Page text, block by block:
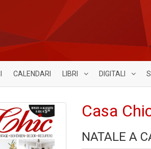
CALENDARI LIBRI DIGITALI
Casa
NATALE A